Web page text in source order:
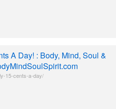
A Day! : Body, Mind, Soul &
15-cents-a-day/